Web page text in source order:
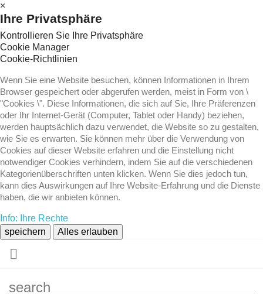
×
Ihre Privatsphäre
Kontrollieren Sie Ihre Privatsphäre
Cookie Manager
Cookie-Richtlinien
Wenn Sie eine Website besuchen, können Informationen in Ihrem
Browser gespeichert oder abgerufen werden, meist in Form von \
"Cookies \". Diese Informationen, die sich auf Sie, Ihre Präferenzen
oder Ihr Internet-Gerät (Computer, Tablet oder Handy) beziehen,
werden hauptsächlich dazu verwendet, die Website so zu gestalten,
wie Sie es erwarten. Sie können mehr über die Verwendung von
Cookies auf dieser Website erfahren und die Einstellung nicht
notwendiger Cookies verhindern, indem Sie auf die verschiedenen
Kategorienüberschriften unten klicken. Wenn Sie dies jedoch tun,
kann dies Auswirkungen auf Ihre Website-Erfahrung und die Dienste
haben, die wir anbieten können.
Info: Ihre Rechte
speichern
Alles erlauben

search